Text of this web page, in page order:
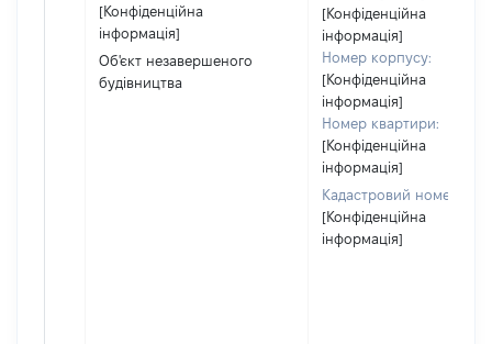
[Конфіденційна
інформація]
Об'єкт незавершеного
будівництва
[Конфіденційна
інформація]
Номер корпусу:
[Конфіденційна
інформація]
Номер квартири:
[Конфіденційна
інформація]
Кадастровий номер:
[Конфіденційна
інформація]